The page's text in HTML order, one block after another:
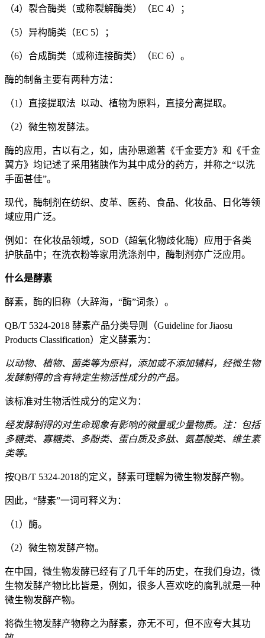
（4）裂合酶类（或称裂解酶类）（EC 4）；
（5）异构酶类（EC 5）；
（6）合成酶类（或称连接酶类）（EC 6）。
酶的制备主要有两种方法：
（1）直接提取法 以动、植物为原料，直接分离提取。
（2）微生物发酵法。
酶的应用，古以有之，如，唐孙思邈著《千金要方》和《千金
翼方》均记述了采用猪胰作为其中成分的药方，并称之“以洗
手面甚佳”。
现代，酶制剂在纺织、皮革、医药、食品、化妆品、日化等领
域应用广泛。
例如：在化妆品领域，SOD（超氧化物歧化酶）应用于各类
护肤品中；在洗衣粉等家用洗涤剂中，酶制剂亦广泛应用。
什么是酵素
酵素，酶的旧称（大辞海，“酶”词条）。
QB/T 5324-2018 酵素产品分类导则（Guideline for Jiaosu
Products Classification）定义酵素为：
以动物、植物、菌类等为原料，添加或不添加辅料，经微生物
发酵制得的含有特定生物活性成分的产品。
该标准对生物活性成分的定义为：
经发酵制得的对生命现象有影响的微量或少量物质。注：包括
多糖类、寡糖类、多酚类、蛋白质及多肽、氨基酸类、维生素
类等。
按QB/T 5324-2018的定义，酵素可理解为微生物发酵产物。
因此，“酵素”一词可释义为：
（1）酶。
（2）微生物发酵产物。
在中国，微生物发酵已经有了几千年的历史，在我们身边，微
生物发酵产物比比皆是，例如，很多人喜欢吃的腐乳就是一种
微生物发酵产物。
将微生物发酵产物称之为酵素，亦无不可，但不应夸大其功